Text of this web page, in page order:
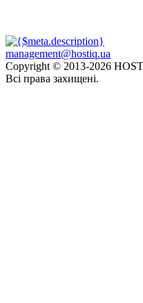
management@hostiq.ua
Copyright © 2013-2026
Всі права захищені.